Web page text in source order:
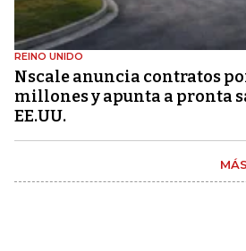
REINO UNIDO
Nscale anuncia contratos
millones y apunta a pronta
EE.UU.